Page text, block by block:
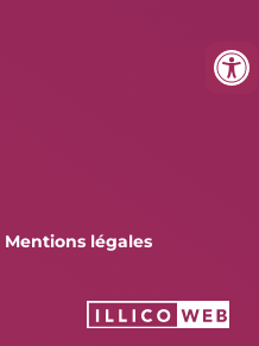
Mentions légales